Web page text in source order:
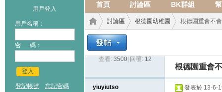
用戶登入
用戶名稱：
密 碼：
登入
登記帳號 忘記密碼
首頁 討論區 BK群組
›
討論區
›
根德園幼稚園 根德園重會不
查看: 3500 回覆: 12
根德園重會
yiuyiutso 發表於 13-6-